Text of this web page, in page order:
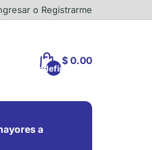
o Registrarme
undefined
$ 0.00
a